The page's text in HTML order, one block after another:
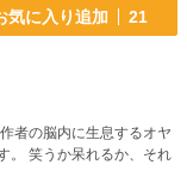
気に入り追加 21
。 笑うか呆れるか、それ